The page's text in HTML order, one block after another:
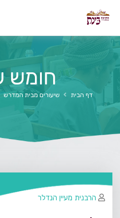
חומש
דף הבית שיעורים מבית המדרש
הרבנית מעיין הנדלר